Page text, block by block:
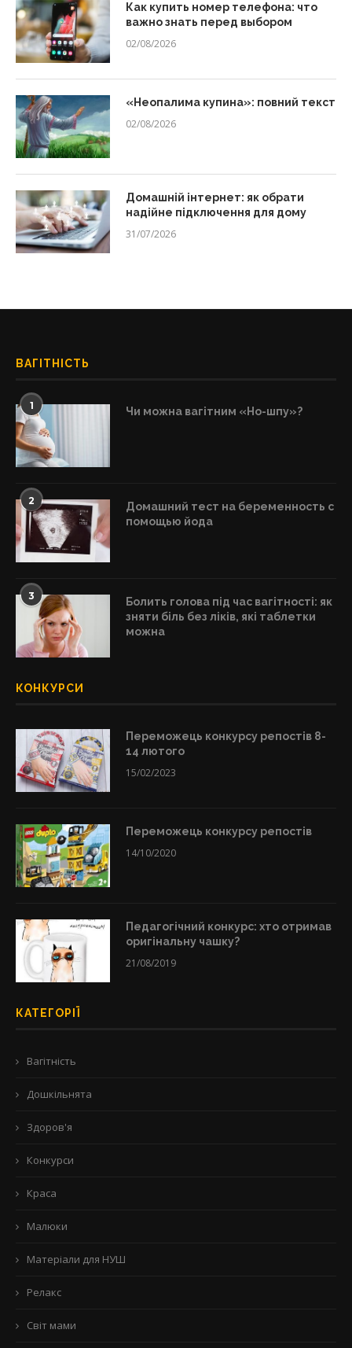
Как купить номер телефона: что
важно знать перед выбором
02/08/2026
«Неопалима купина»: повний текст
02/08/2026
Домашній інтернет: як обрати
надійне підключення для дому
31/07/2026
ВАГІТНІСТЬ
1 Чи можна вагітним «Но-шпу»?
2
Домашний тест на беременность с
помощью йода
3
Болить голова під час вагітності: як
зняти біль без ліків, які таблетки
можна
КОНКУРСИ
Переможець конкурсу репостів 8-
14 лютого
15/02/2023
Переможець конкурсу репостів
14/10/2020
Педагогічний конкурс: хто отримав
оригінальну чашку?
21/08/2019
КАТЕГОРІЇ
Вагітність
Дошкільнята
Здоров'я
Конкурси
Краса
Малюки
Матеріали для НУШ
Релакс
Світ мами